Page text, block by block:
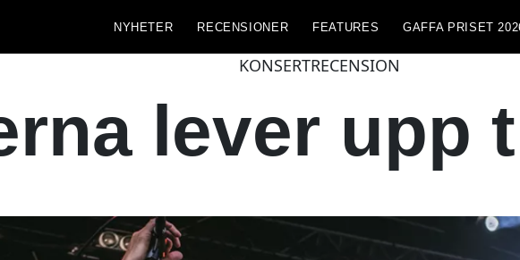
NYHETER RECENSIONER FEATURES GAFFA PRISET
KONSERTRECENSION
lever upp